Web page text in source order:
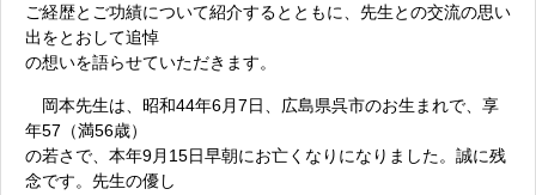
ご経歴とご功績について紹介するとともに、先生との交流の思い
出をとおして追悼
の想いを語らせていただきます。
岡本先生は、昭和44年6月7日、広島県呉市のお生まれで、享
年57（満56歳）
の若さで、本年9月15日早朝にお亡くなりになりました。誠に残
念です。先生の優し